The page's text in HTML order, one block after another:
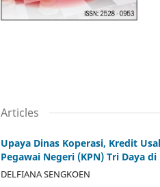
Articles
Upaya Dinas Koperasi, Kredit
Pegawai Negeri (KPN) Tri Daya
DELFIANA SENGKOEN